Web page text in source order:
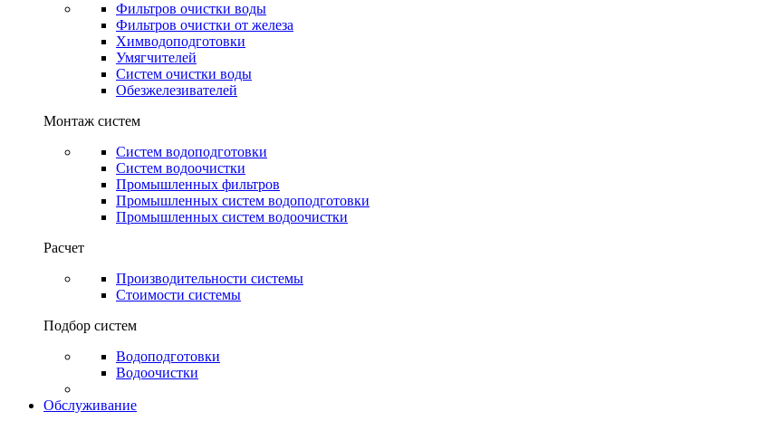
Фильтров очистки воды
Фильтров очистки от железа
Химводоподготовки
Умягчителей
Систем очистки воды
Обезжелезивателей
Монтаж систем
Систем водоподготовки
Систем водоочистки
Промышленных фильтров
Промышленных систем водоподготовки
Промышленных систем водоочистки
Расчет
Производительности системы
Стоимости системы
Подбор систем
Водоподготовки
Водоочистки
Обслуживание